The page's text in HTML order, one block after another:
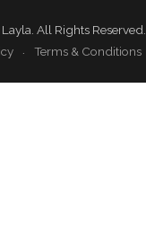
All Rights Reserved.
Terms & Conditions